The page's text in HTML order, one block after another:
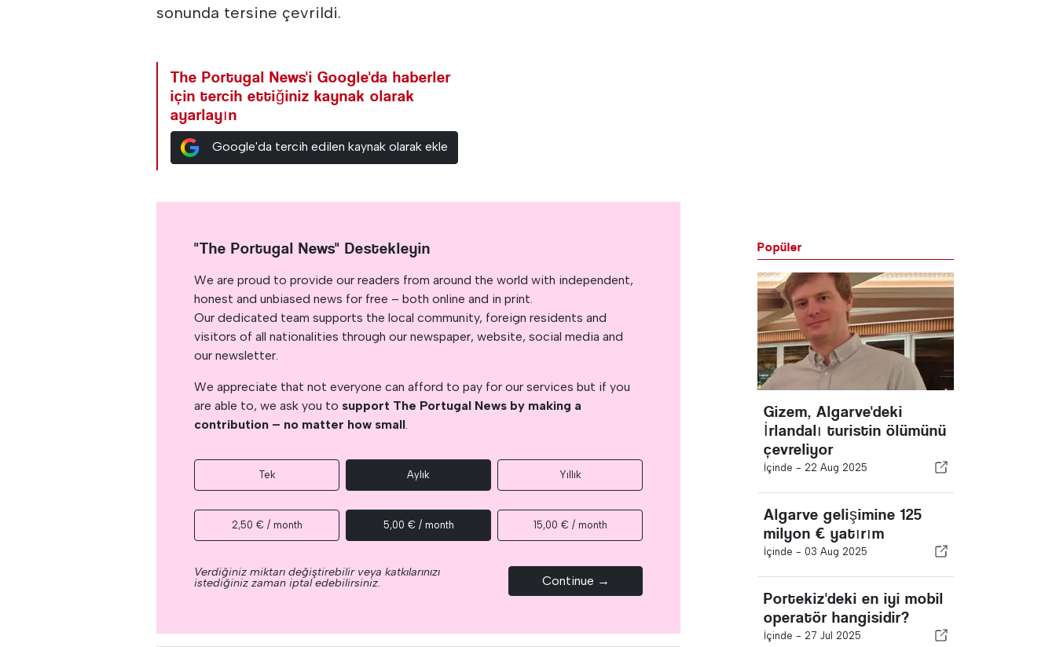
sonunda tersine çevrildi.
The Portugal News'i Google'da haberler
için tercih ettiğiniz kaynak olarak
ayarlayın
Google'da tercih edilen kaynak olarak ekle
"The Portugal News" Destekleyin
We are proud to provide our readers from around the world with independent,
honest and unbiased news for free – both online and in print.
Our dedicated team supports the local community, foreign residents and
visitors of all nationalities through our newspaper, website, social media and
our newsletter.
We appreciate that not everyone can afford to pay for our services but if you
are able to, we ask you to support The Portugal News by making a
contribution – no matter how small.
Tek Aylık Yıllık
2,50 € / month 5,00 € / month 15,00 € / month
Verdiğiniz miktarı değiştirebilir veya katkılarınızı
istediğiniz zaman iptal edebilirsiniz. Continue →
Popüler
Gizem, Algarve'deki
İrlandalı turistin ölümünü
çevreliyor
İçinde - 22 Aug 2025
Algarve gelişimine 125
milyon € yatırım
İçinde - 03 Aug 2025
Portekiz'deki en iyi mobil
operatör hangisidir?
İçinde - 27 Jul 2025